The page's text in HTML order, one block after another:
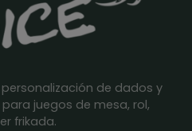
de dados y
juegos de mesa, rol,
frikada.